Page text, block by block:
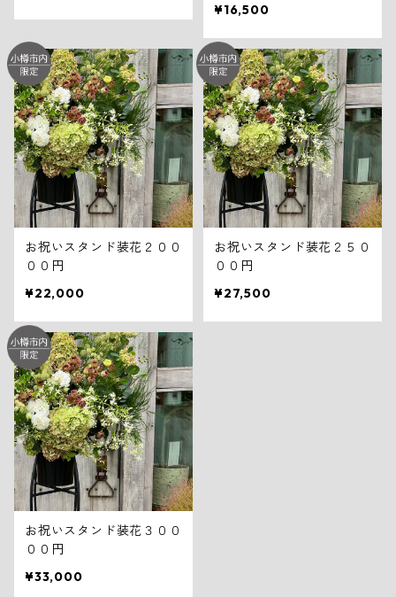
¥16,500
お祝いスタンド装花２００
００円
¥22,000
お祝いスタンド装花２５０
００円
¥27,500
お祝いスタンド装花３００
００円
¥33,000